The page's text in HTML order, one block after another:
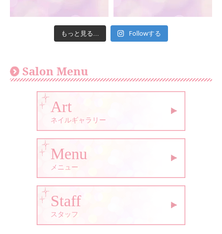
もっと見る... Followする
Salon Menu
Art
ネイルギャラリー
Menu
メニュー
Staff
スタッフ